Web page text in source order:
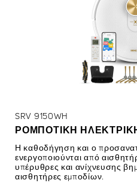
SRV 9150WH
ΡΟΜΠΟΤΙΚΉ
Η καθοδήγηση και ο
ενεργοποιούνται από
υπέρυθρες και ανίχνευσης
αισθητήρες εμποδίων.